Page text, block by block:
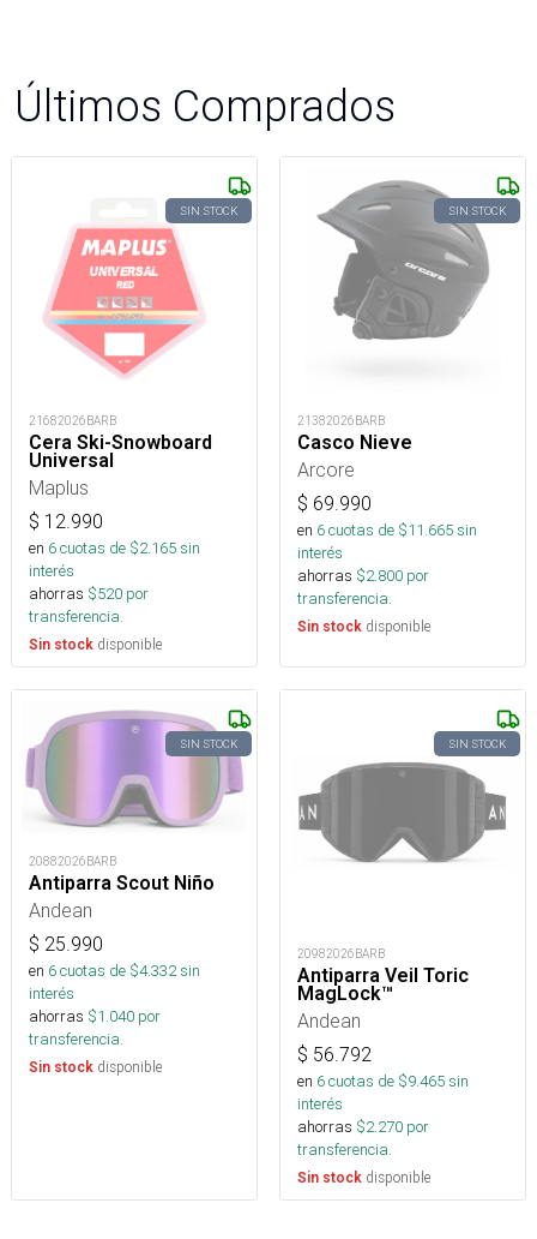
Últimos Comprados
SIN STOCK
21682026BARB
Cera Ski-Snowboard
Universal
Maplus
$ 12.990
en 6cuotas de $2.165sin
interés
ahorras $520 por
transferencia.
Sin stock disponible
SIN STOCK
21382026BARB
Casco Nieve
Arcore
$ 69.990
en 6cuotas de $11.665sin
interés
ahorras $2.800 por
transferencia.
Sin stock disponible
SIN STOCK
20882026BARB
Antiparra Scout Niño
Andean
$ 25.990
en 6cuotas de $4.332sin
interés
ahorras $1.040 por
transferencia.
Sin stock disponible
SIN STOCK
20982026BARB
Antiparra Veil Toric
MagLock™
Andean
$ 56.792
en 6cuotas de $9.465sin
interés
ahorras $2.270 por
transferencia.
Sin stock disponible